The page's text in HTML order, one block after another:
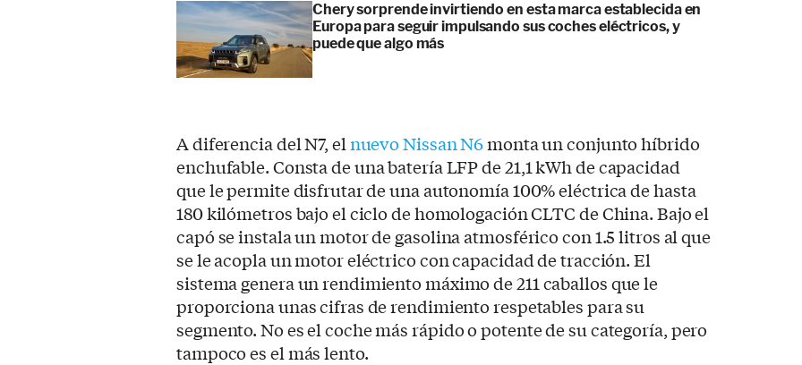
Chery sorprende invirtiendo en esta marca establecida en
Europa para seguir impulsando sus coches eléctricos, y
puede que algo más
A diferencia del N7, elnuevo Nissan N6monta un conjunto híbrido
enchufable. Consta de una batería LFP de 21,1 kWh de capacidad
que le permite disfrutar de una autonomía 100% eléctrica de hasta
180 kilómetros bajo el ciclo de homologación CLTC de China. Bajo el
capó se instala un motor de gasolina atmosférico con 1.5 litros al que
se le acopla un motor eléctrico con capacidad de tracción. El
sistema genera un rendimiento máximo de 211 caballos que le
proporciona unas cifras de rendimiento respetables para su
segmento. No es el coche más rápido o potente de su categoría, pero
tampoco es el más lento.